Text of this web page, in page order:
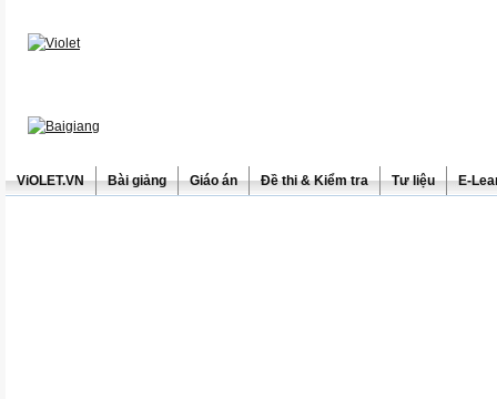
ViOLET.VN Bài giảng Giáo án Đề thi & Kiểm tra Tư liệu E-